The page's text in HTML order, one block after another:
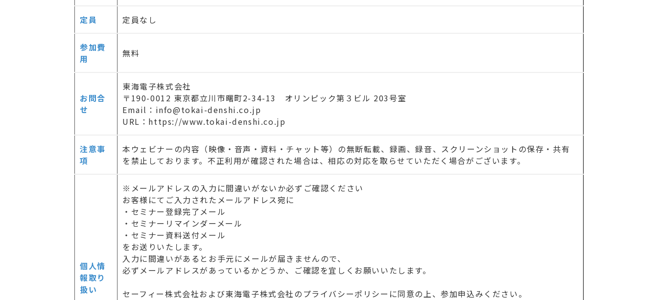
定員 定員なし
参加費
用
無料
お問合
せ
東海電子株式会社
〒190-0012 東京都立川市曙町2-34-13 オリンピック第３ビル 203号室
Email：info@tokai-denshi.co.jp
URL： https://www.tokai-denshi.co.jp
注意事
項
本ウェビナーの内容（映像・音声・資料・チャット等）の無断転載、録画、録音、スクリーンショットの保存・共有
を禁止しております。不正利用が確認された場合は、相応の対応を取らせていただく場合がございます。
個人情
報取り
扱い
※メールアドレスの入力に間違いがないか必ずご確認ください
お客様にてご入力されたメールアドレス宛に
・セミナー登録完了メール
・セミナーリマインダーメール
・セミナー資料送付メール
をお送りいたします。
入力に間違いがあるとお手元にメールが届きませんので、
必ずメールアドレスがあっているかどうか、ご確認を宜しくお願いいたします。
セーフィー株式会社および東海電子株式会社のプライバシーポリシーに同意の上、参加申込みください。